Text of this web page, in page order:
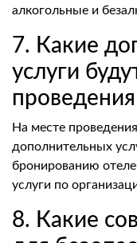
алкогольные и
7. Какие
услуги
На месте
дополнительных
бронированию
услуги по
8. Какие